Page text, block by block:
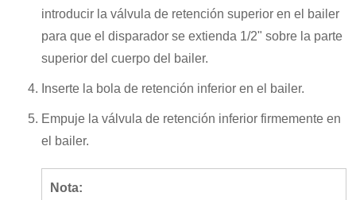
introducir la válvula de retención superior en el bailer
para que el disparador se extienda 1/2" sobre la parte
superior del cuerpo del bailer.
Inserte la bola de retención inferior en el bailer.
Empuje la válvula de retención inferior firmemente en
el bailer.
Nota: